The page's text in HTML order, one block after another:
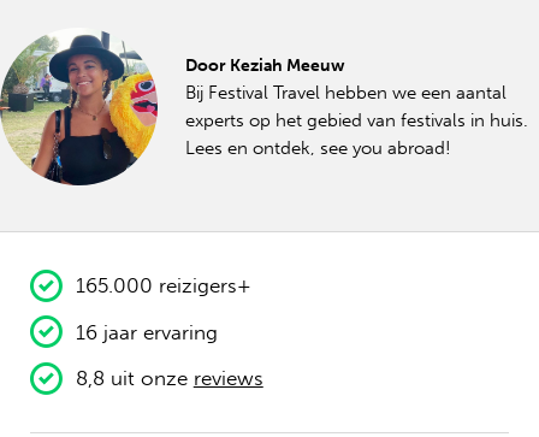
Door Keziah Meeuw
Bij Festival Travel hebben we een aantal
experts op het gebied van festivals in huis.
Lees en ontdek, see you abroad!
165.000 reizigers+
16 jaar ervaring
8,8 uit onze reviews